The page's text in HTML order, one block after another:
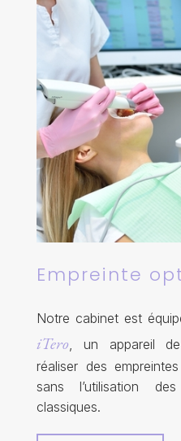
Empreinte
Notre cabinet est
iTero , un appareil
réaliser des
sans l’utilisation
classiques.